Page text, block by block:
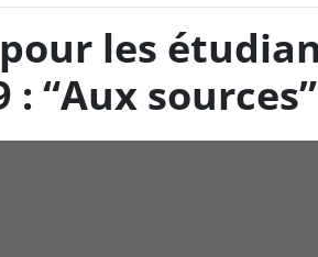
les
: “Aux sources”